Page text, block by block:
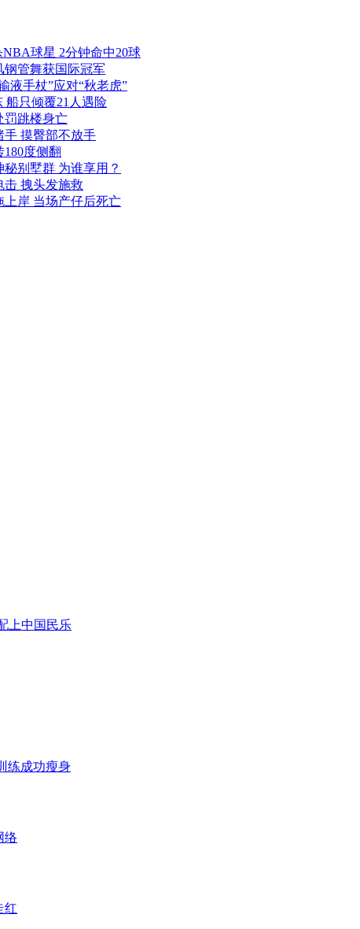
警民合力深夜将其击毙
下狠手拳打脚踢
回应
逃窜
NBA球星 2分钟命中20球
钢管舞获国际冠军
液手杖”应对“秋老虎”
船只倾覆21人遇险
罚跳楼身亡
手 摸臀部不放手
180度侧翻
秘别墅群 为谁享用？
击 拽头发施救
上岸 当场产仔后死亡
上中国民乐
练成功瘦身
络
红